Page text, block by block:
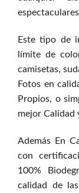
Este tipo de
límite de
camisetas,
Fotos en
Propios, o
mejor Calidad
Además En
con
100%
calidad de